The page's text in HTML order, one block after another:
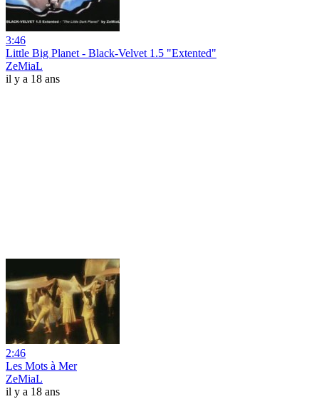
3:46
Little Big Planet - Black-Velvet 1.5 "Extented"
ZeMiaL
il y a 18 ans
2:46
Les Mots à Mer
ZeMiaL
il y a 18 ans